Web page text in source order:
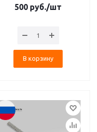
500 руб./шт
В корзину